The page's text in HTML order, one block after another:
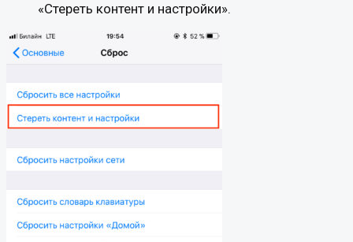
«Стереть контент и настройки».